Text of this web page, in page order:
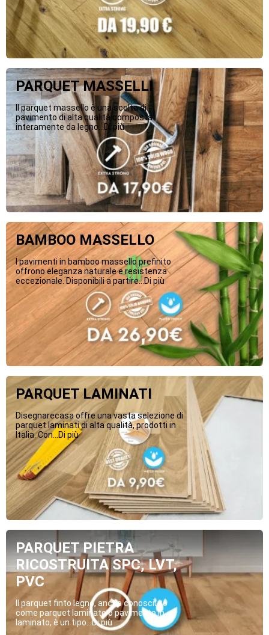
PARQUET MASSELLI
Il parquet massello è una scelta di
pavimento di alta qualità composta
interamente da legno...Di più
BAMBOO MASSELLO
I pavimenti in bamboo massello prefinito
offrono eleganza naturale e resistenza
eccezionale. Disponibili a partire...Di più
PARQUET LAMINATI
Disegnarecasa offre una vasta selezione di
parquet laminati di alta qualità, prodotti in
Italia. Con...Di più
PARQUET PIETRA
RICOSTRUITA SPC, LVT,
PVC
Il parquet finto legno, anche conosciuto
come parquet laminato o pavimento in
laminato, è un tipo...Di più